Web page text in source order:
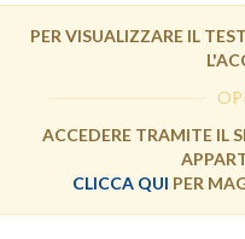
PER VISUALIZZARE IL
ACCEDERE TRAMITE IL
CLICCA QUI PER